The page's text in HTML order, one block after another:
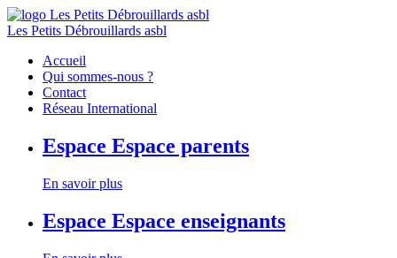
Les Petits Débrouillards asbl
Accueil
Qui sommes-nous ?
Contact
Réseau International
Espace Espace parents
En savoir plus
Espace Espace enseignants